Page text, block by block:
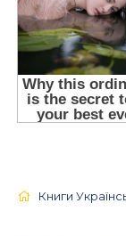
Книги